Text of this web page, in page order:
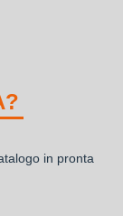
in pronta